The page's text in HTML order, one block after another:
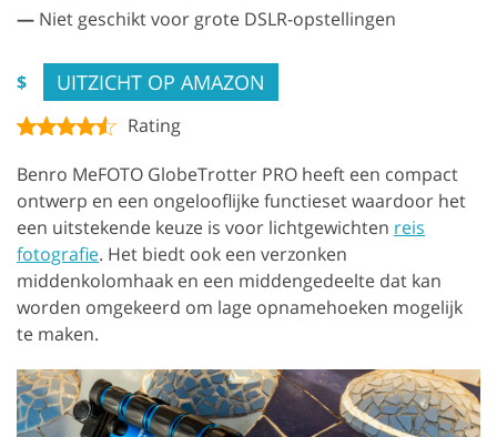
— Niet geschikt voor grote DSLR-opstellingen
$ UITZICHT OP AMAZON
Rating
Benro MeFOTO GlobeTrotter PRO heeft een compact
ontwerp en een ongelooflijke functieset waardoor het
een uitstekende keuze is voor lichtgewichten reis
fotografie. Het biedt ook een verzonken
middenkolomhaak en een middengedeelte dat kan
worden omgekeerd om lage opnamehoeken mogelijk
te maken.